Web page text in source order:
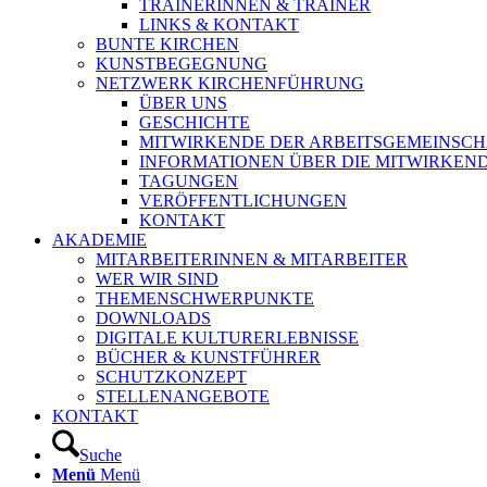
TRAINERINNEN & TRAINER
LINKS & KONTAKT
BUNTE KIRCHEN
KUNSTBEGEGNUNG
NETZWERK KIRCHENFÜHRUNG
ÜBER UNS
GESCHICHTE
MITWIRKENDE DER
INFORMATIONEN ÜBER DIE
TAGUNGEN
VERÖFFENTLICHUNGEN
KONTAKT
AKADEMIE
MITARBEITERINNEN & MITARBEITER
WER WIR SIND
THEMENSCHWERPUNKTE
DOWNLOADS
DIGITALE KULTURERLEBNISSE
BÜCHER & KUNSTFÜHRER
SCHUTZKONZEPT
STELLENANGEBOTE
KONTAKT
Suche
Menü Menü